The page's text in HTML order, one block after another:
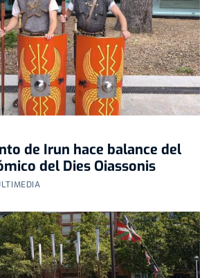
de Irun hace balance del
del Dies Oiassonis